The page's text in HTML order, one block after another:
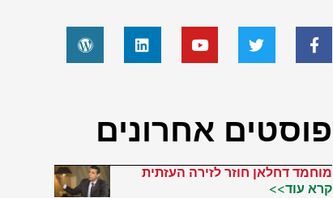
פוסטים אחרונים
מוחמד דחלאן חוזר לזירה העזתית
קרא עוד>>